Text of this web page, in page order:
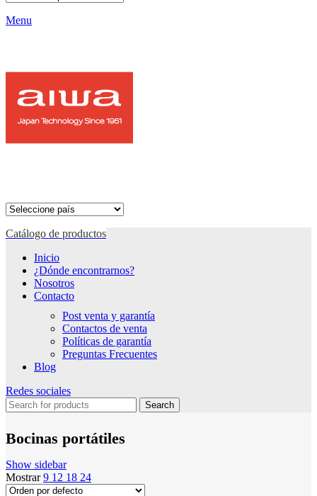
Menu
Catálogo de productos
Inicio
¿Dónde encontrarnos?
Nosotros
Contacto
Post venta y garantía
Contactos de venta
Políticas de garantía
Preguntas Frecuentes
Blog
Redes sociales
Search
Bocinas portátiles
Show sidebar
Mostrar9 12 18 24